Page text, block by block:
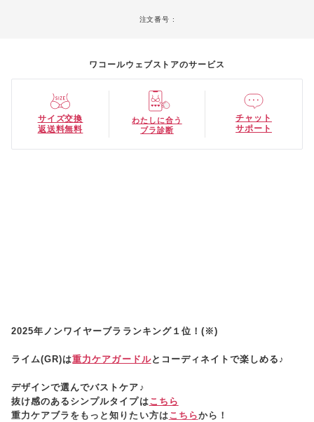
注文番号 :
ワコールウェブストアのサービス
サイズ交換
返送料無料
わたしに合う
ブラ診断
チャット
サポート
2025年ノンワイヤーブラランキング１位！(※)
ライム(GR)は重力ケアガードルとコーディネイトで楽しめる♪
デザインで選んでバストケア♪
抜け感のあるシンプルタイプはこちら
重力ケアブラをもっと知りたい方はこちらから！